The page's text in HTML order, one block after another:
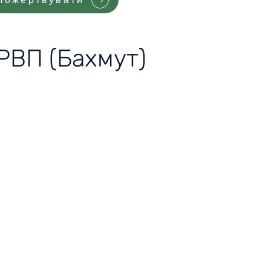
(Бахмут)